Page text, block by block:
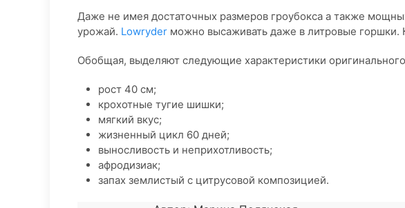
Даже не имея достаточных размеров гроубокса а также
урожай. Lowryder можно высаживать даже в литровые горшки.
Обобщая, выделяют следующие характеристики
рост 40 см;
крохотные тугие шишки;
мягкий вкус;
жизненный цикл 60 дней;
выносливость и неприхотливость;
афродизиак;
запах землистый с цитрусовой композицией.